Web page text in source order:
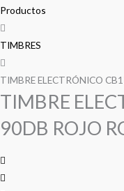
Productos
TIMBRES
TIMBRE ELECTRÓNICO
TIMBRE
90DB ROJO
S/ 50.00.S/
CB1709
90DB
ROJO
ROCKBROS
cantidad
S/ 50.00.S/